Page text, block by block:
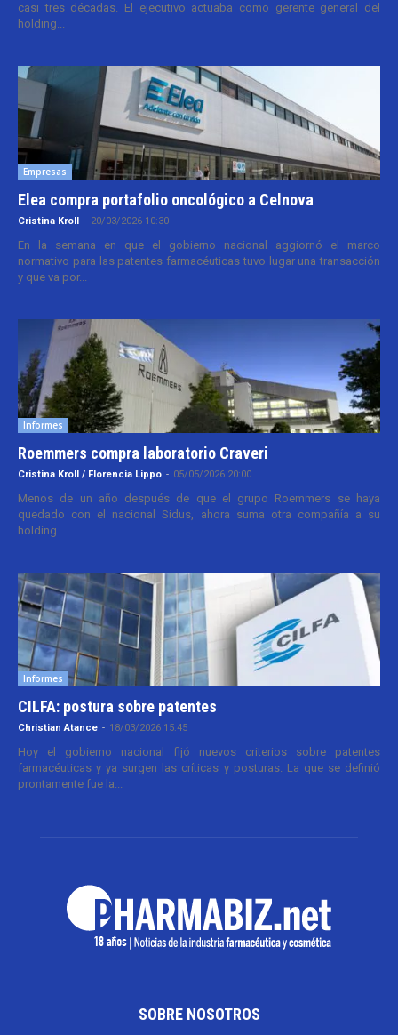
casi tres décadas. El ejecutivo actuaba como gerente general del
holding...
Empresas
Elea compra portafolio oncológico a Celnova
Cristina Kroll - 20/03/2026 10:30
En la semana en que el gobierno nacional aggiornó el marco
normativo para las patentes farmacéuticas tuvo lugar una transacción
y que va por...
Informes
Roemmers compra laboratorio Craveri
Cristina Kroll / Florencia Lippo - 05/05/2026 20:00
Menos de un año después de que el grupo Roemmers se haya
quedado con el nacional Sidus, ahora suma otra compañía a su
holding....
Informes
CILFA: postura sobre patentes
Christian Atance - 18/03/2026 15:45
Hoy el gobierno nacional fijó nuevos criterios sobre patentes
farmacéuticas y ya surgen las críticas y posturas. La que se definió
prontamente fue la...
SOBRE NOSOTROS